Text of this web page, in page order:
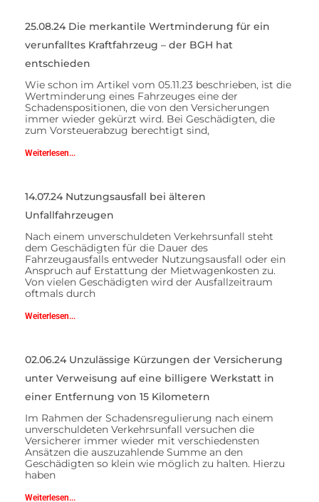
25.08.24 Die merkantile Wertminderung für ein
verunfalltes Kraftfahrzeug – der BGH hat
entschieden
Wie schon im Artikel vom 05.11.23 beschrieben, ist die
Wertminderung eines Fahrzeuges eine der
Schadenspositionen, die von den Versicherungen
immer wieder gekürzt wird. Bei Geschädigten, die
zum Vorsteuerabzug berechtigt sind,
Weiterlesen...
14.07.24 Nutzungsausfall bei älteren
Unfallfahrzeugen
Nach einem unverschuldeten Verkehrsunfall steht
dem Geschädigten für die Dauer des
Fahrzeugausfalls entweder Nutzungsausfall oder ein
Anspruch auf Erstattung der Mietwagenkosten zu.
Von vielen Geschädigten wird der Ausfallzeitraum
oftmals durch
Weiterlesen...
02.06.24 Unzulässige Kürzungen der Versicherung
unter Verweisung auf eine billigere Werkstatt in
einer Entfernung von 15 Kilometern
Im Rahmen der Schadensregulierung nach einem
unverschuldeten Verkehrsunfall versuchen die
Versicherer immer wieder mit verschiedensten
Ansätzen die auszuzahlende Summe an den
Geschädigten so klein wie möglich zu halten. Hierzu
haben
Weiterlesen...